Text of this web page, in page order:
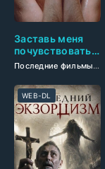
Заставь меня
почувствовать
(2026)
Последние фильмы
/
WEB-DL